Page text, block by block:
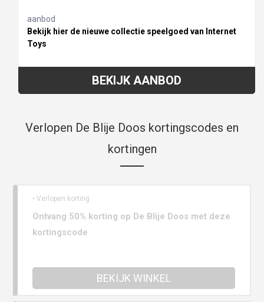
aanbod
Bekijk hier de nieuwe collectie speelgoed van Internet
Toys
BEKIJK AANBOD
Verlopen De Blije Doos kortingscodes en
kortingen
• Verlopen korting
Ontvang 50% korting op De Blije Doos met deze
kortingscode
BEKIJK WINKEL